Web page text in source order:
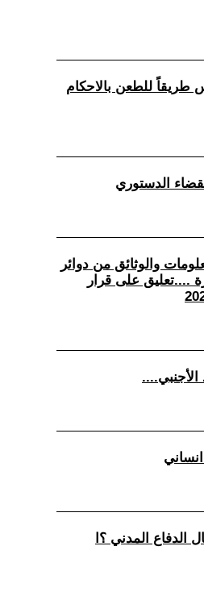
طريقاً للطعن بالاحكام
والوثائق من دوائر
....تعليق على قرار